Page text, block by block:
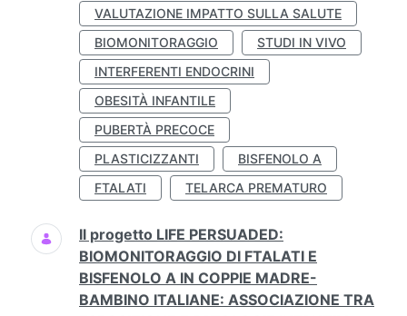
VALUTAZIONE IMPATTO SULLA SALUTE
BIOMONITORAGGIO
STUDI IN VIVO
INTERFERENTI ENDOCRINI
OBESITÀ INFANTILE
PUBERTÀ PRECOCE
PLASTICIZZANTI
BISFENOLO A
FTALATI
TELARCA PREMATURO
Il progetto LIFE PERSUADED:
BIOMONITORAGGIO DI FTALATI E
BISFENOLO A IN COPPIE MADRE-
BAMBINO ITALIANE: ASSOCIAZIONE TRA